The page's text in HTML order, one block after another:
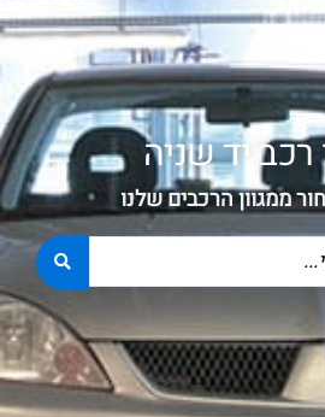
רכב יד שניה
ממגוון הרכבים שלנו